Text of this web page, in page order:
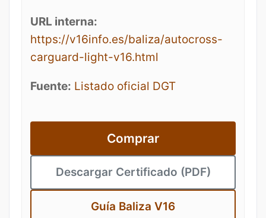
URL interna:
https://v16info.es/baliza/autocross-
carguard-light-v16.html
Fuente: Listado oficial DGT
Comprar
Descargar Certificado (PDF)
Guía Baliza V16